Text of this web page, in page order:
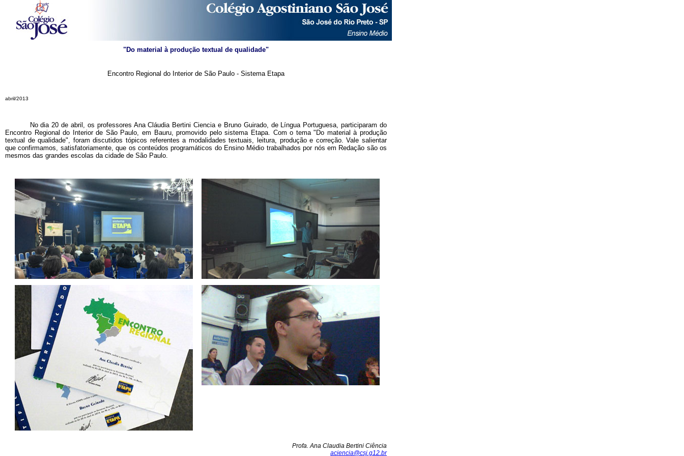
"Do material à produção textual de qualidade"
Encontro Regional do Interior de São Paulo - Sistema Etapa
abril/2013
No dia 20 de abril, os professores Ana Cláudia Bertini Ciencia e Bruno Guirado, de Língua Portuguesa, participaram do
Encontro Regional do Interior de São Paulo, em Bauru, promovido pelo sistema Etapa. Com o tema "Do material à produção
textual de qualidade", foram discutidos tópicos referentes a modalidades textuais, leitura, produção e correção. Vale salientar
que confirmamos, satisfatoriamente, que os conteúdos programáticos do Ensino Médio trabalhados por nós em Redação são os
mesmos das grandes escolas da cidade de São Paulo.
Profa. Ana Claudia Bertini Ciência
aciencia@csj.g12.br